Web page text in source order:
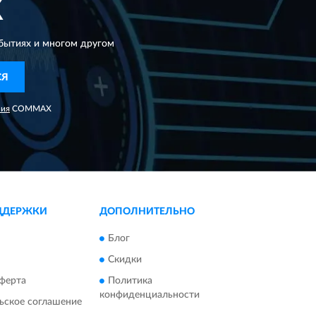
и многом другом
COMMAX
соглашение
ДОПОЛНИТЕЛЬНО
Блог
Скидки
Политика
конфиденциальности